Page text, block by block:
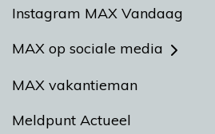
Instagram MAX Vandaag
MAX op sociale media
MAX vakantieman
Meldpunt Actueel